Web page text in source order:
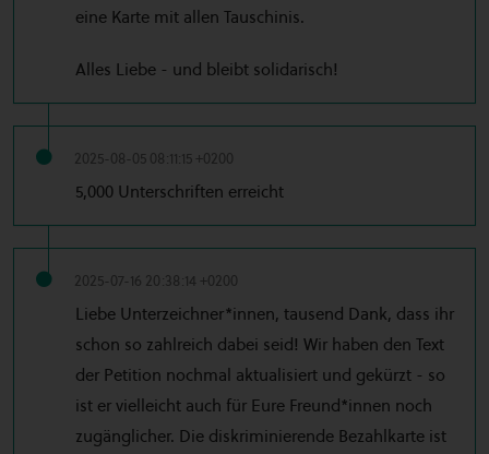
eine Karte mit allen Tauschinis.
Alles Liebe - und bleibt solidarisch!
2025-08-05 08:11:15 +0200
5,000 Unterschriften erreicht
2025-07-16 20:38:14 +0200
Liebe Unterzeichner*innen, tausend Dank, dass ihr
schon so zahlreich dabei seid! Wir haben den Text
der Petition nochmal aktualisiert und gekürzt - so
ist er vielleicht auch für Eure Freund*innen noch
zugänglicher. Die diskriminierende Bezahlkarte ist